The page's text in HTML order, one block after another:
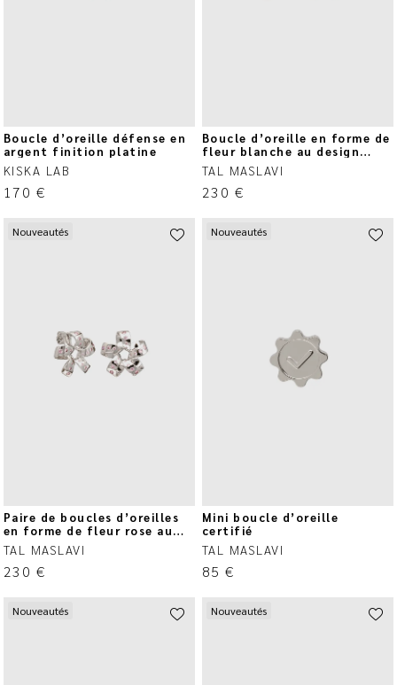
Boucle d’oreille défense en
argent finition platine
KISKA LAB
170 €
Boucle d’oreille en forme de
fleur blanche au design
circulaire
TAL MASLAVI
230 €
Nouveautés
Paire de boucles d’oreilles
en forme de fleur rose au
design circulaire
TAL MASLAVI
230 €
Nouveautés
Mini boucle d’oreille
certifié
TAL MASLAVI
85€
Nouveautés Nouveautés